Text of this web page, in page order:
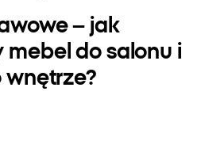
– jak
do salonu i